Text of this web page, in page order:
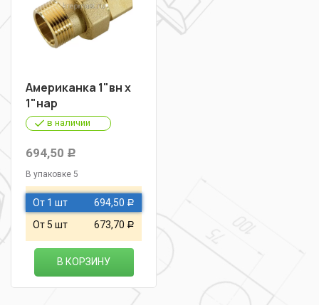
Американка 1"вн х
1"нар
в наличии
694,50 Р
В упаковке 5
От 1 шт 694,50 Р
От 5 шт 673,70 Р
В КОРЗИНУ